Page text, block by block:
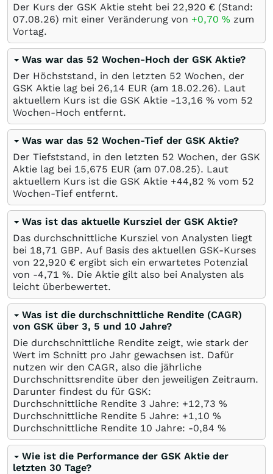
Der Kurs der GSK Aktie steht bei 22,920 € (Stand:
07.08.26) mit einer Veränderung von +0,70 % zum
Vortag.
Was war das 52 Wochen-Hoch der GSK Aktie?
Der Höchststand, in den letzten 52 Wochen, der
GSK Aktie lag bei 26,14 EUR (am 18.02.26). Laut
aktuellem Kurs ist die GSK Aktie -13,16 % vom 52
Wochen-Hoch entfernt.
Was war das 52 Wochen-Tief der GSK Aktie?
Der Tiefststand, in den letzten 52 Wochen, der GSK
Aktie lag bei 15,675 EUR (am 07.08.25). Laut
aktuellem Kurs ist die GSK Aktie +44,82 % vom 52
Wochen-Tief entfernt.
Was ist das aktuelle Kursziel der GSK Aktie?
Das durchschnittliche Kursziel von Analysten liegt
bei 18,71 GBP. Auf Basis des aktuellen GSK-Kurses
von 22,920 € ergibt sich ein erwartetes Potenzial
von -4,71 %. Die Aktie gilt also bei Analysten als
leicht überbewertet.
Was ist die durchschnittliche Rendite (CAGR)
von GSK über 3, 5 und 10 Jahre?
Die durchschnittliche Rendite zeigt, wie stark der
Wert im Schnitt pro Jahr gewachsen ist. Dafür
nutzen wir den CAGR, also die jährliche
Durchschnittsrendite über den jeweiligen Zeitraum.
Darunter findest du für GSK:
Durchschnittliche Rendite 3 Jahre: +12,73 %
Durchschnittliche Rendite 5 Jahre: +1,10 %
Durchschnittliche Rendite 10 Jahre: -0,84 %
Wie ist die Performance der GSK Aktie der
letzten 30 Tage?